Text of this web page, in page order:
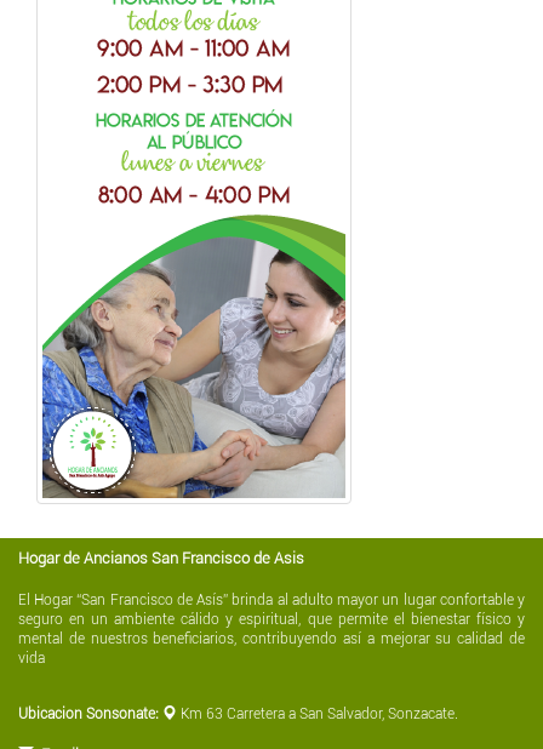
Hogar de Ancianos San Francisco de Asis
El Hogar “San Francisco de Asís” brinda al adulto mayor un lugar confortable y
seguro en un ambiente cálido y espiritual, que permite el bienestar físico y
mental de nuestros beneficiarios, contribuyendo así a mejorar su calidad de
vida
Ubicacion Sonsonate: Km 63 Carretera a San Salvador, Sonzacate.